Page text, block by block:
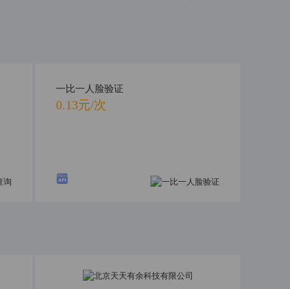
一比一人脸验证
0.13元/次